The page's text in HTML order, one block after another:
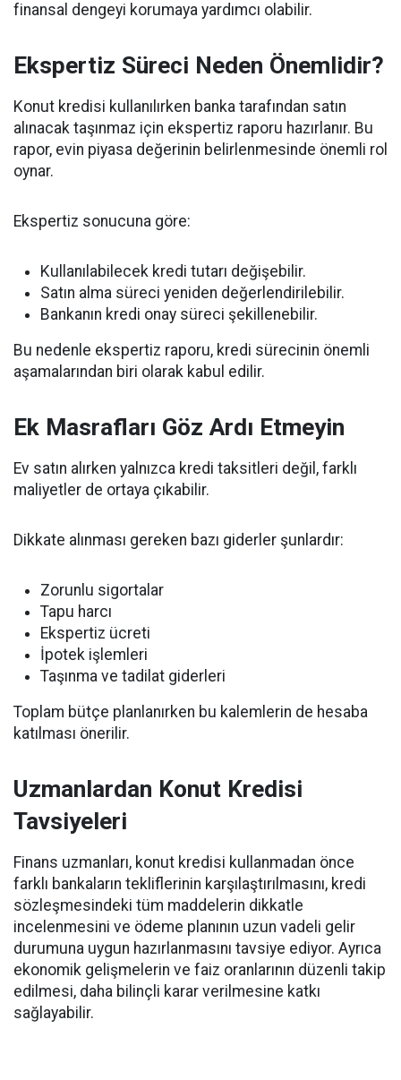
finansal dengeyi korumaya yardımcı olabilir.
Ekspertiz Süreci Neden Önemlidir?
Konut kredisi kullanılırken banka tarafından satın
alınacak taşınmaz için ekspertiz raporu hazırlanır. Bu
rapor, evin piyasa değerinin belirlenmesinde önemli rol
oynar.
Ekspertiz sonucuna göre:
Kullanılabilecek kredi tutarı değişebilir.
Satın alma süreci yeniden değerlendirilebilir.
Bankanın kredi onay süreci şekillenebilir.
Bu nedenle ekspertiz raporu, kredi sürecinin önemli
aşamalarından biri olarak kabul edilir.
Ek Masrafları Göz Ardı Etmeyin
Ev satın alırken yalnızca kredi taksitleri değil, farklı
maliyetler de ortaya çıkabilir.
Dikkate alınması gereken bazı giderler şunlardır:
Zorunlu sigortalar
Tapu harcı
Ekspertiz ücreti
İpotek işlemleri
Taşınma ve tadilat giderleri
Toplam bütçe planlanırken bu kalemlerin de hesaba
katılması önerilir.
Uzmanlardan Konut Kredisi
Tavsiyeleri
Finans uzmanları, konut kredisi kullanmadan önce
farklı bankaların tekliflerinin karşılaştırılmasını, kredi
sözleşmesindeki tüm maddelerin dikkatle
incelenmesini ve ödeme planının uzun vadeli gelir
durumuna uygun hazırlanmasını tavsiye ediyor. Ayrıca
ekonomik gelişmelerin ve faiz oranlarının düzenli takip
edilmesi, daha bilinçli karar verilmesine katkı
sağlayabilir.